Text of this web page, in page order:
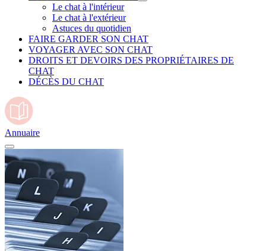
Le chat à l'intérieur
Le chat à l'extérieur
Astuces du quotidien
FAIRE GARDER SON CHAT
VOYAGER AVEC SON CHAT
DROITS ET DEVOIRS DES PROPRIÉTAIRES DE
CHAT
DÉCÈS DU CHAT
Annuaire